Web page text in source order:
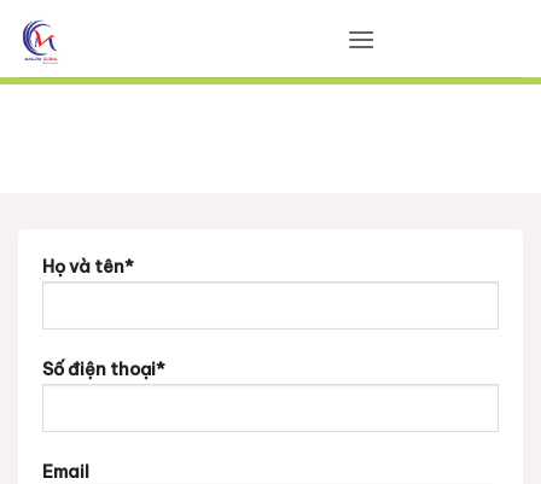
qua
nội
Họ và tên*
Số điện thoại*
Email